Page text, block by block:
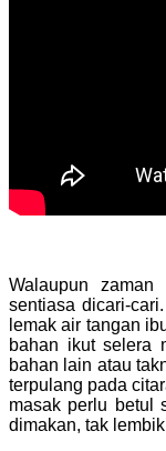
Walaupun zaman
sentiasa dicari-
lemak air tangan
bahan ikut selera
bahan lain atau
terpulang pada
masak perlu betul
dimakan, tak